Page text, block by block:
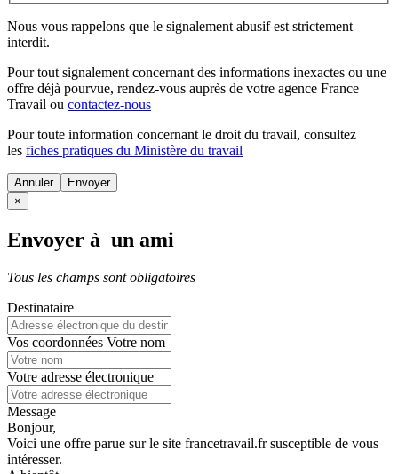
Nous vous rappelons que le signalement abusif est strictement
interdit.
Pour tout signalement concernant des informations inexactes ou une
offre déjà pourvue, rendez-vous auprès de votre agence France
Travail ou contactez-nous
Pour toute information concernant le droit du travail, consultez
les fiches pratiques du Ministère du travail
Annuler
×
Envoyer à un ami
Tous les champs sont obligatoires
Destinataire
Vos coordonnées Votre nom
Votre adresse électronique
Message
Bonjour,
Voici une offre parue sur le site francetravail.fr susceptible de vous
intéresser.